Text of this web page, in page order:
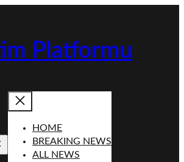
Platformu
HOME
BREAKING NEWS
ALL NEWS